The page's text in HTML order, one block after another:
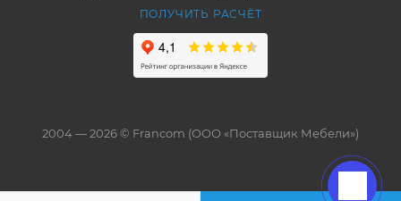
ПОЛУЧИТЬ РАСЧЁТ
2004 — 2026 © Francom (ООО «Поставщик Мебели»)